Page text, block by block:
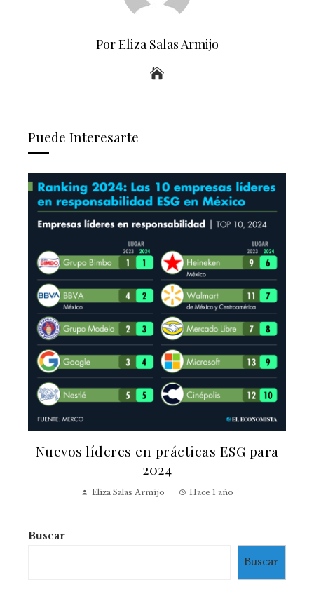
Por Eliza Salas Armijo
Puede Interesarte
Los compradores aspiracionales y su
influencia en las marcas de lujo
Eliza Salas Armijo Hace 1 año
Buscar
Buscar